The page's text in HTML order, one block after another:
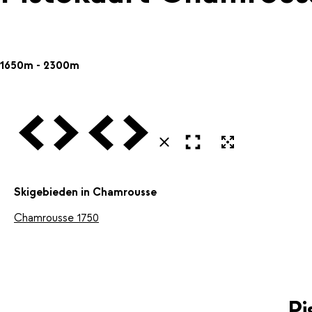
1650m - 2300m
Vorige VolgendeVorige Volgende
SluitenOpen in volledig scherm
Skigebieden in Chamrousse
Chamrousse 1750